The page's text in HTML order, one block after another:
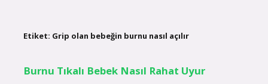
Etiket: Grip olan bebeğin burnu nasıl açılır
Burnu Tıkalı Bebek Nasıl Rahat Uyur